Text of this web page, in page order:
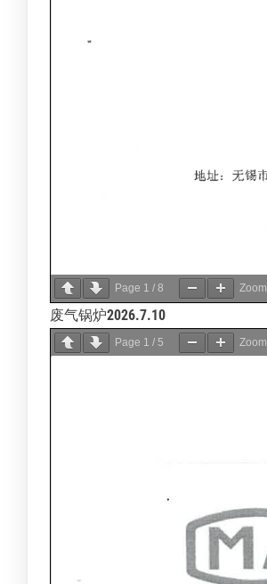
Page 1 / 8 Zoom
废气锅炉2026.7.10
Page 1 / 5 Zoom